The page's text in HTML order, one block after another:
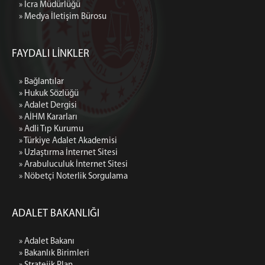
» İcra Müdürlüğü
» Medya İletişim Bürosu
FAYDALI LİNKLER
» Bağlantılar
» Hukuk Sözlüğü
» Adalet Dergisi
» AİHM Kararları
» Adli Tıp Kurumu
» Türkiye Adalet Akademisi
» Uzlaştırma İnternet Sitesi
» Arabuluculuk İnternet Sitesi
» Nöbetçi Noterlik Sorgulama
ADALET BAKANLIĞI
» Adalet Bakanı
» Bakanlık Birimleri